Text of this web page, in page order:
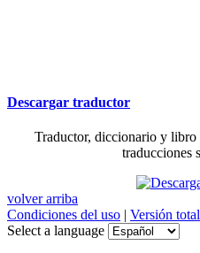
Descargar traductor
Traductor, diccionario y libro
traducciones
volver arriba
Condiciones del uso | Versión total
Select a language